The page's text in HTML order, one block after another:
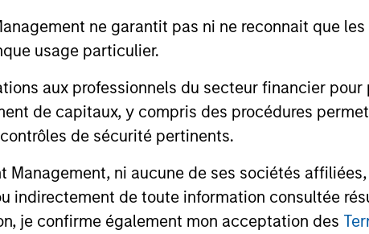
ne garantit pas ni ne reconnait que
usage particulier.
aux professionnels du secteur financier pour
de capitaux, y compris des procédures
de sécurité pertinents.
ni aucune de ses sociétés
de toute information consultée
je confirme également mon acceptation des
varieront et rien ne garantit que le Fonds atteigne